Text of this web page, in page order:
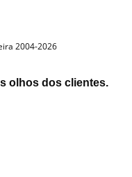
2004-2026
olhos dos clientes.